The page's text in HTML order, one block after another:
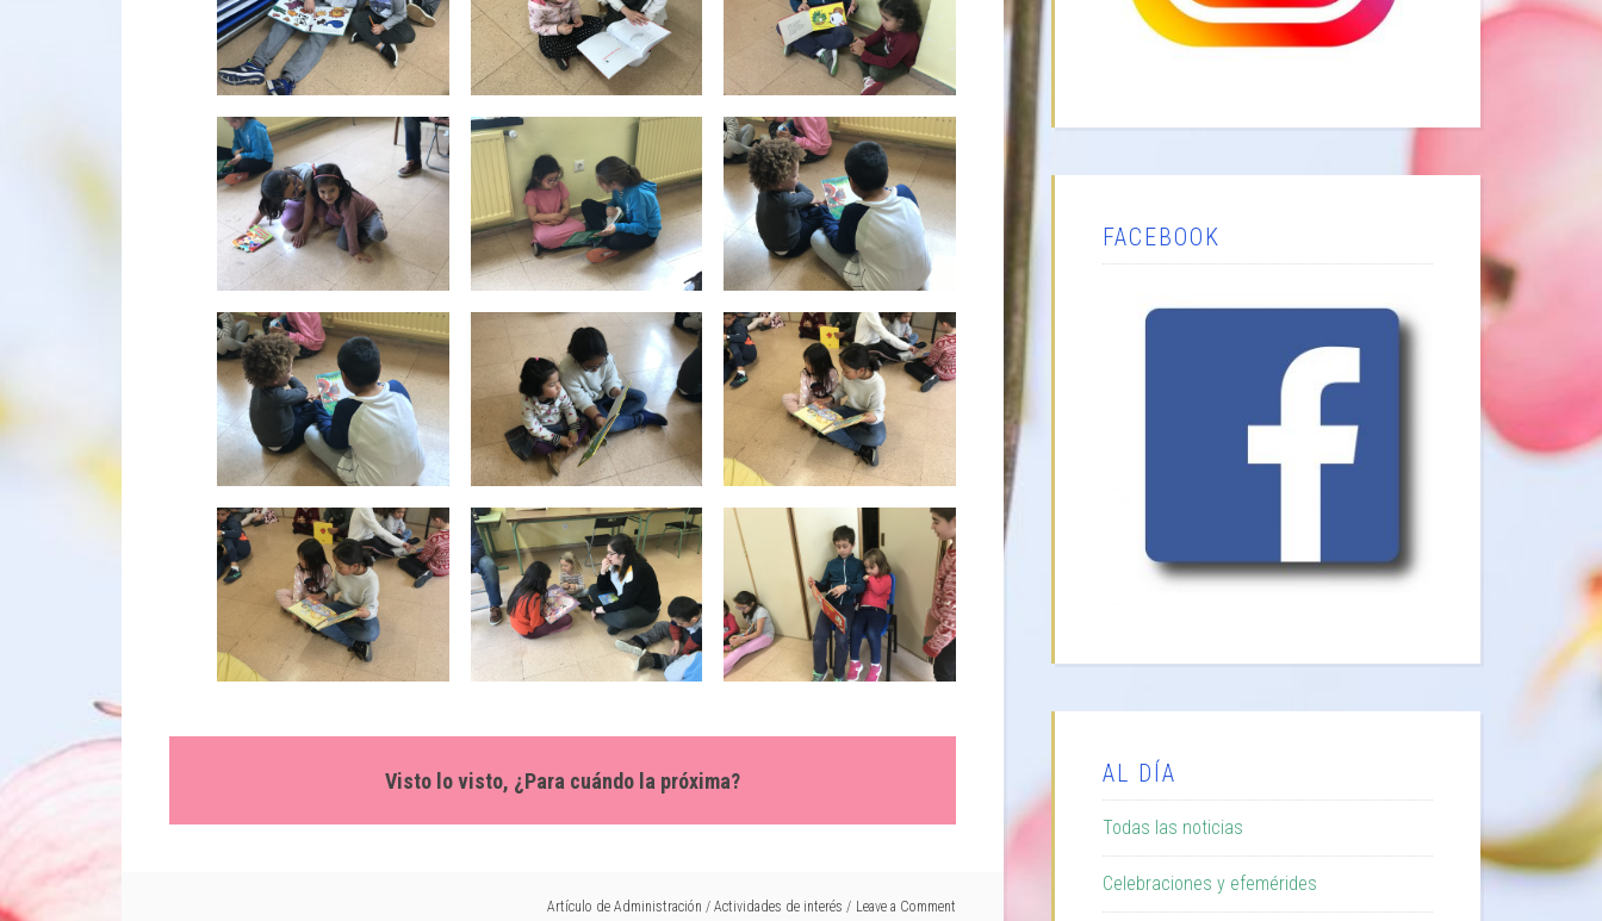
Visto lo visto, ¿Para cuándo la próxima?
Artículo de Administración / Actividades de interés Leave a Comment
FACEBOOK
AL DÍA
Todas las noticias
Celebraciones y efemérides